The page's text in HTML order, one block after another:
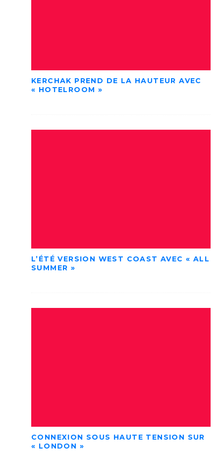
KERCHAK PREND DE LA HAUTEUR AVEC
« HOTELROOM »
L’ÉTÉ VERSION WEST COAST AVEC « ALL
SUMMER »
CONNEXION SOUS HAUTE TENSION SUR
« LONDON »